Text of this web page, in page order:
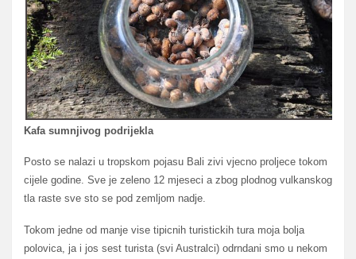
Kafa sumnjivog podrijekla
Posto se nalazi u tropskom pojasu Bali zivi vjecno proljece tokom
cijele godine. Sve je zeleno 12 mjeseci a zbog plodnog vulkanskog
tla raste sve sto se pod zemljom nadje.
Tokom jedne od manje vise tipicnih turistickih tura moja bolja
polovica, ja i jos sest turista (svi Australci) odrndani smo u nekom